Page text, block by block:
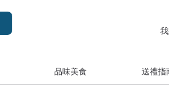
品味美食 送禮指